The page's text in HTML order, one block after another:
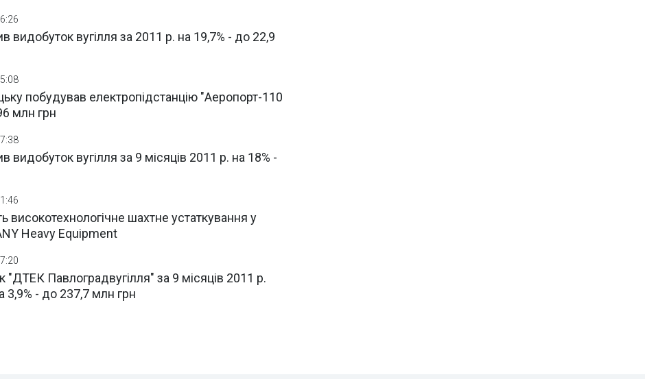
видобуток вугілля за 2011 р. на 19,7% - до 22,9
побудував електропідстанцію "Аеропорт-110
млн грн
видобуток вугілля за 9 місяців 2011 р. на 18% -
високотехнологічне шахтне устаткування у
Heavy Equipment
"ДТЕК Павлоградвугiлля" за 9 місяців 2011 р.
- до 237,7 млн грн